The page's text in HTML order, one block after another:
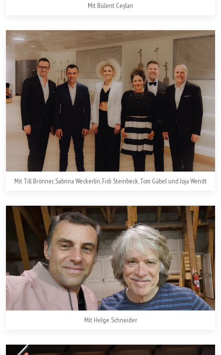
Mit Bülent Ceylan
Mit Till Brönner, Sabrina Weckerlin, Fidi Steinbeck, Tom Gäbel und Joja Wendt
Mit Helge Schneider